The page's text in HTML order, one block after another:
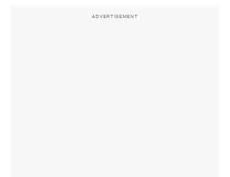
ADVERTISEMENT